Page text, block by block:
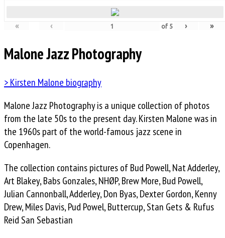
« ‹ of 5 › »
Malone Jazz Photography
> Kirsten Malone biography
Malone Jazz Photography is a unique collection of photos
from the late 50s to the present day. Kirsten Malone was in
the 1960s part of the world-famous jazz scene in
Copenhagen.
The collection contains pictures of Bud Powell, Nat Adderley,
Art Blakey, Babs Gonzales, NHØP, Brew More, Bud Powell,
Julian Cannonball, Adderley, Don Byas, Dexter Gordon, Kenny
Drew, Miles Davis, Pud Powel, Buttercup, Stan Gets & Rufus
Reid San Sebastian